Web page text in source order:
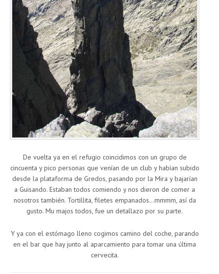
De vuelta ya en el refugio coincidimos con un grupo de
cincuenta y pico personas que venían de un club y habían subido
desde la plataforma de Gredos, pasando por la Mira y bajarían
a Guisando. Estaban todos comiendo y nos dieron de comer a
nosotros también. Tortillita, filetes empanados…mmmm, así da
gusto. Mu majos todos, fue un detallazo por su parte.
Y ya con el estómago lleno cogimos camino del coche, parando
en el bar que hay junto al aparcamiento para tomar una última
cervecita.